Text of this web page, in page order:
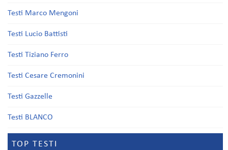
Testi Marco Mengoni
Testi Lucio Battisti
Testi Tiziano Ferro
Testi Cesare Cremonini
Testi Gazzelle
Testi BLANCO
TOP TESTI